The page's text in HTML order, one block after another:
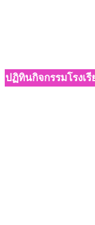
ปฏิทินกิจกรรมโรงเรี